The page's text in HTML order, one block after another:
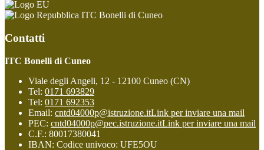
ITC Bonelli di Cuneo
Contatti
ITC Bonelli di Cuneo
Viale degli Angeli, 12 - 12100 Cuneo (CN)
Tel: 0171 693829
Tel: 0171 692353
Email: cntd04000p@istruzione.itLink per inviare una mail
PEC: cntd04000p@pec.istruzione.itLink per inviare una mail
C.F.: 80017380041
IBAN: Codice univoco: UFE5OU